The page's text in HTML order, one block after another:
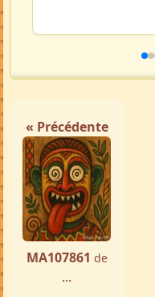
« Précédente
MA107861 de
...